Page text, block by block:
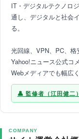
IT・デジタルテクノロ
通し、デジタルと社会
る。
光回線、VPN、PC、格
Yahoo!ニュース公式コ
Webメディアでも幅広く
監修者（江田健二
COMPANY